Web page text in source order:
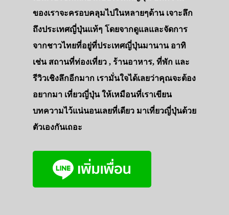
ของเราจะครอบคลุมไปในหลายๆด้าน เจาะลึก
ถึงประเทศญี่ปุ่นแท้ๆ โดยจากดูแลและจัดการ
จากชาวไทยที่อยู่ที่ประเทศญี่ปุ่นมานาน อาทิ
เช่น สถานที่ท่องเที่ยว , ร้านอาหาร, ที่พัก และ
รีวิวเชิงลึกอีกมาก เรามั่นใจได้เลยว่าคุณจะต้อง
อยากมา เที่ยวญี่ปุ่น ให้เหมือนที่เราเขียน
บทความไว้แน่นอนเลยที่เดียว มาเที่ยวญี่ปุ่นด้วย
ตัวเองกันเถอะ
เอง
รถบัส
เดินทาง
ทัวร์
ที่พัก
สาระน่ารู้
ภาพประทับใจ